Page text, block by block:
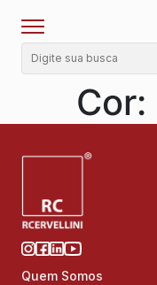
Cor:
Quem Somos